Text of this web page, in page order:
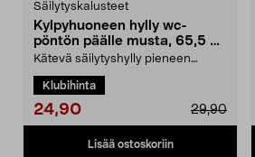
Säilytyskalusteet
Kylpyhuoneen hylly wc-
pöntön päälle musta, 65,5 x
24 x 163 cm
Kätevä säilytyshylly pieneen
wc-pöntön taaksen tai...
Klubihinta
24,90 29,90
Lisää ostoskoriin